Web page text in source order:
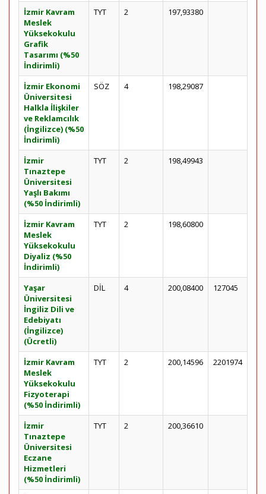
İzmir Kavram
Meslek
Yüksekokulu
Grafik
Tasarımı (%50
İndirimli)
TYT 2 197,93380
İzmir Ekonomi
Üniversitesi
Halkla İlişkiler
ve Reklamcılık
(İngilizce) (%50
İndirimli)
SÖZ 4 198,29087
İzmir
Tınaztepe
Üniversitesi
Yaşlı Bakımı
(%50 İndirimli)
TYT 2 198,49943
İzmir Kavram
Meslek
Yüksekokulu
Diyaliz (%50
İndirimli)
TYT 2 198,60800
Yaşar
Üniversitesi
İngiliz Dili ve
Edebiyatı
(İngilizce)
(Ücretli)
DİL 4 200,08400 127045
İzmir Kavram
Meslek
Yüksekokulu
Fizyoterapi
(%50 İndirimli)
TYT 2 200,14596 2201974
İzmir
Tınaztepe
Üniversitesi
Eczane
Hizmetleri
(%50 İndirimli)
TYT 2 200,36610